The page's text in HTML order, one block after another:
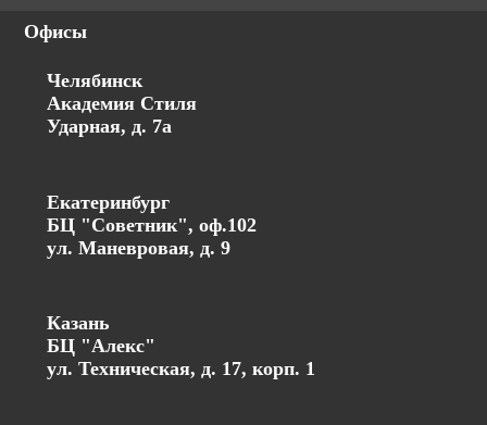
Офисы
Челябинск
Академия Стиля
Ударная, д. 7а
Екатеринбург
БЦ "Советник", оф.102
ул. Маневровая, д. 9
Казань
БЦ "Алекс"
ул. Техническая, д. 17, корп. 1